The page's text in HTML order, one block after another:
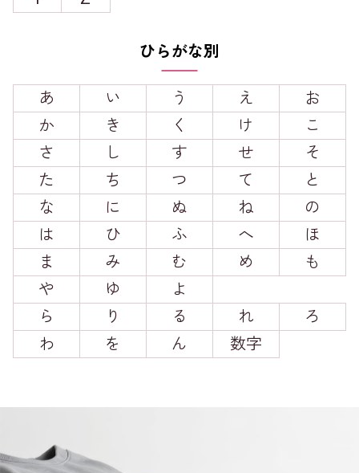
ひらがな別
あ い う え
お
か
き く け
こ
さ
し す せ
そ
た
ち つ て
と
な
に ぬ ね
の
は
ひ ふ へ
ほ
ま
み む め
も
や
ゆ
よ
ら
り る れ
ろ
わ
を ん 数字